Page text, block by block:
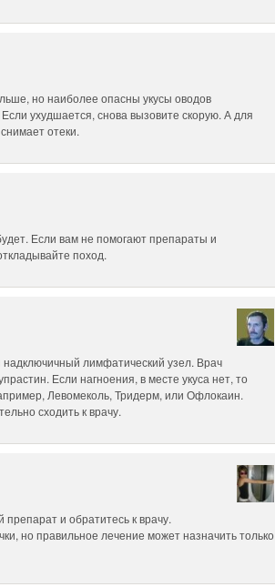
но наиболее опасны укусы оводов
ухудшается, снова вызовите скорую. А для
отеки.
Если вам не помогают препараты и
поход.
лимфатический узел. Врач
Если нагноения, в месте укуса нет, то
Левомеколь, Тридерм, или Офлокаин.
сходить к врачу.
и обратитесь к врачу.
но правильное лечение может назначить только